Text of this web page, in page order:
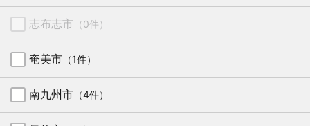
志布志市 （0件）
奄美市 （1件）
南九州市 （4件）